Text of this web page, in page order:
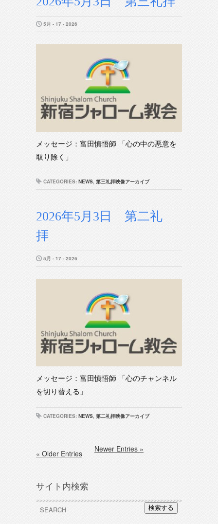
5月 - 17 - 2026
メッセージ：富田慎悟師 「心の中の悪意を
取り除く」
CATEGORIES: NEWS, 第三礼拝映像アーカイブ
2026年5月3日 第二礼
拝
5月 - 17 - 2026
メッセージ：富田慎悟師 「心のチャンネル
を切り替える」
CATEGORIES: NEWS, 第二礼拝映像アーカイブ
« Older Entries Newer Entries »
サイト内検索
検索する